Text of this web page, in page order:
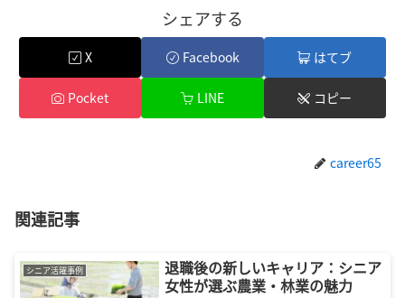
シェアする
X Facebook はてブ
Pocket LINE コピー
career65
関連記事
シニア活躍事例
退職後の新しいキャリア：シニア
女性が選ぶ農業・林業の魅力